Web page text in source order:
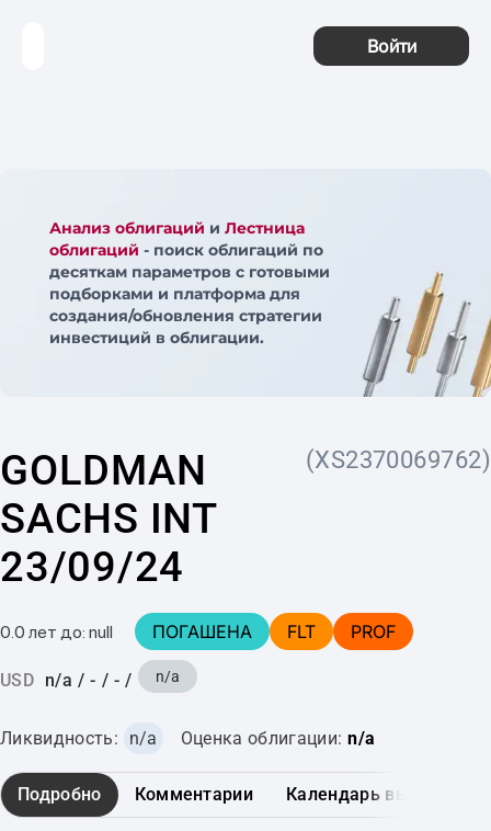
Войти
Анализ облигаций и Лестница
облигаций - поиск облигаций по
десяткам параметров с готовыми
подборками и платформа для
создания/обновления стратегии
инвестиций в облигации.
GOLDMAN
SACHS INT
23/09/24
(XS2370069762)
0.0 лет до: null ПОГАШЕНА FLT PROF
USD n/a / - / - / n/a
Ликвидность: n/a Оценка облигации: n/a
Подробно Комментарии Календарь выплат